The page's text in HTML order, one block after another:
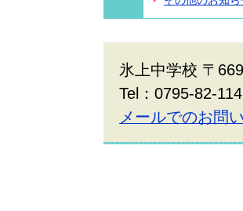
氷上中学校 〒
Tel：0795-82-
メールでのお問